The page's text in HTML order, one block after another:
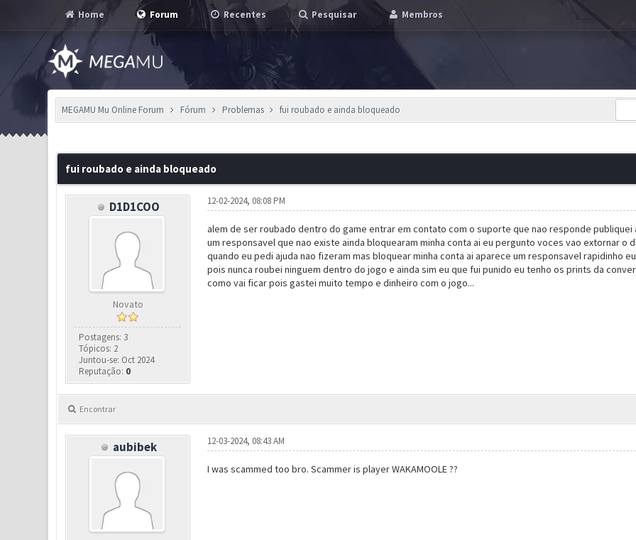
Home Forum Recentes Pesquisar Membros
MEGAMU Mu Online Forum Fórum Problemas fui roubado e ainda bloqueado
fui roubado e ainda bloqueado
D1D1COO
Novato
Postagens: 3
Tópicos: 2
Juntou-se: Oct 2024
Reputação: 0
12-02-2024, 08:08 PM
alem de ser roubado dentro do game entrar em contato com o suporte que nao responde publiquei
um responsavel que nao existe ainda bloquearam minha conta ai eu pergunto voces vao extornar o
quando eu pedi ajuda nao fizeram mas bloquear minha conta ai aparece um responsavel rapidinho
pois nunca roubei ninguem dentro do jogo e ainda sim eu que fui punido eu tenho os prints da
como vai ficar pois gastei muito tempo e dinheiro com o jogo...
Encontrar
aubibek 12-03-2024, 08:43 AM
I was scammed too bro. Scammer is player WAKAMOOLE ??